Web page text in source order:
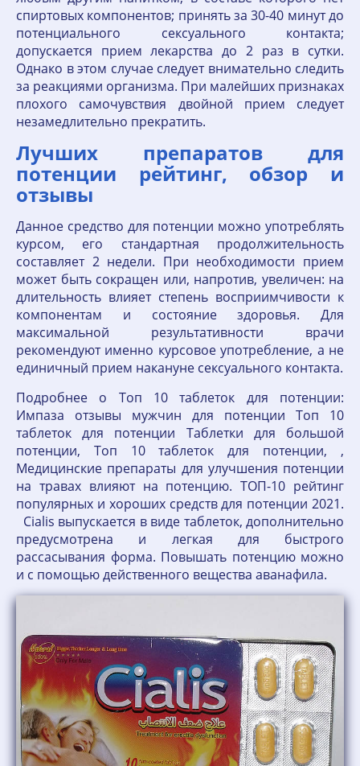
спиртовых компонентов; принять за 30-40 минут до
потенциального сексуального контакта;
допускается прием лекарства до 2 раз в сутки.
Однако в этом случае следует внимательно следить
за реакциями организма. При малейших признаках
плохого самочувствия двойной прием следует
незамедлительно прекратить.
Лучших препаратов для
потенции рейтинг, обзор и
отзывы
Данное средство для потенции можно употреблять
курсом, его стандартная продолжительность
составляет 2 недели. При необходимости прием
может быть сокращен или, напротив, увеличен: на
длительность влияет степень восприимчивости к
компонентам и состояние здоровья. Для
максимальной результативности врачи
рекомендуют именно курсовое употребление, а не
единичный прием накануне сексуального контакта.
Подробнее о Топ 10 таблеток для потенции:
Импаза отзывы мужчин для потенции Топ 10
таблеток для потенции Таблетки для большой
потенции, Топ 10 таблеток для потенции, ,
Медицинские препараты для улучшения потенции
на травах влияют на потенцию. ТОП-10 рейтинг
популярных и хороших средств для потенции 2021.
Cialis выпускается в виде таблеток, дополнительно
предусмотрена и легкая для быстрого
рассасывания форма. Повышать потенцию можно
и с помощью действенного вещества аванафила.